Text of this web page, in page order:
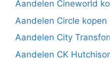
Aandelen Cineworld
Aandelen Circle kopen
Aandelen City
Aandelen CK